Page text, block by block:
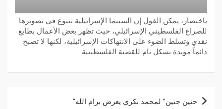
باختصار، يمكن القول إن السينما الإسرائيلية تتنوع في تصويرها
للصراع الفلسطيني الإسرائيلي، حيث تظهر بعض الأعمال بطابع
نقدي وتسلط الضوء على الانتهاكات الإسرائيلية، لكنها لا تصبح
دائماً مؤيدة بشكل تام للقضية الفلسطينية.
جنين جنين” لمحمد بكري يعرض برام الله”